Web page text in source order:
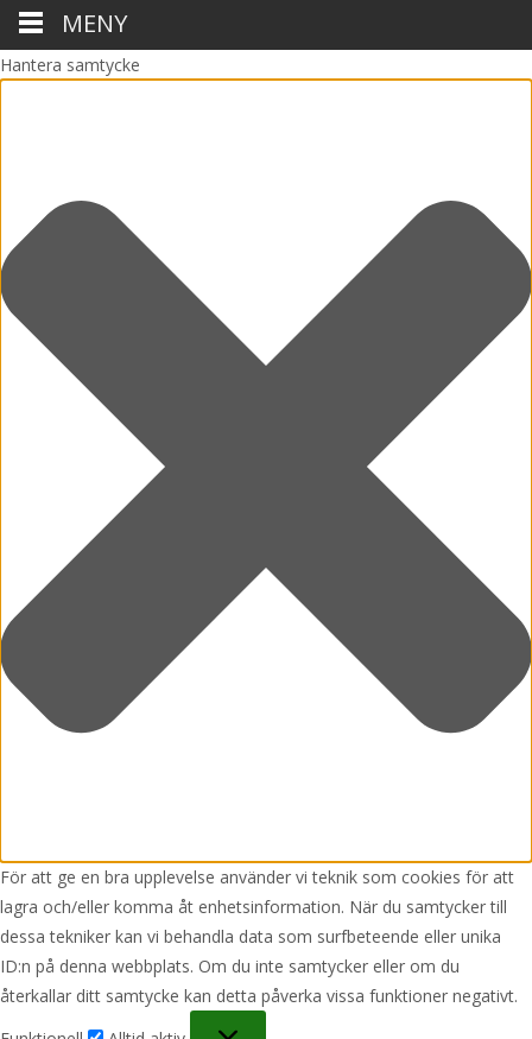
Hantera samtycke
För att ge en bra upplevelse använder vi teknik som cookies för att
lagra och/eller komma åt enhetsinformation. När du samtycker till
dessa tekniker kan vi behandla data som surfbeteende eller unika
ID:n på denna webbplats. Om du inte samtycker eller om du
återkallar ditt samtycke kan detta påverka vissa funktioner negativt.
MENY